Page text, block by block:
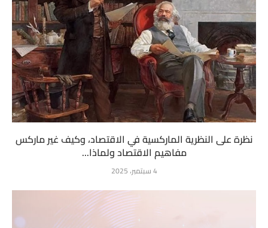
نظرة على النظرية الماركسية في الاقتصاد، وكيف غير ماركس
مفاهيم الاقتصاد ولماذا...
4 سبتمبر، 2025